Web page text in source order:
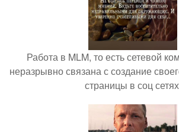
Работа в MLM, то есть сетевой
неразрывно связана с создание
страницы в соц